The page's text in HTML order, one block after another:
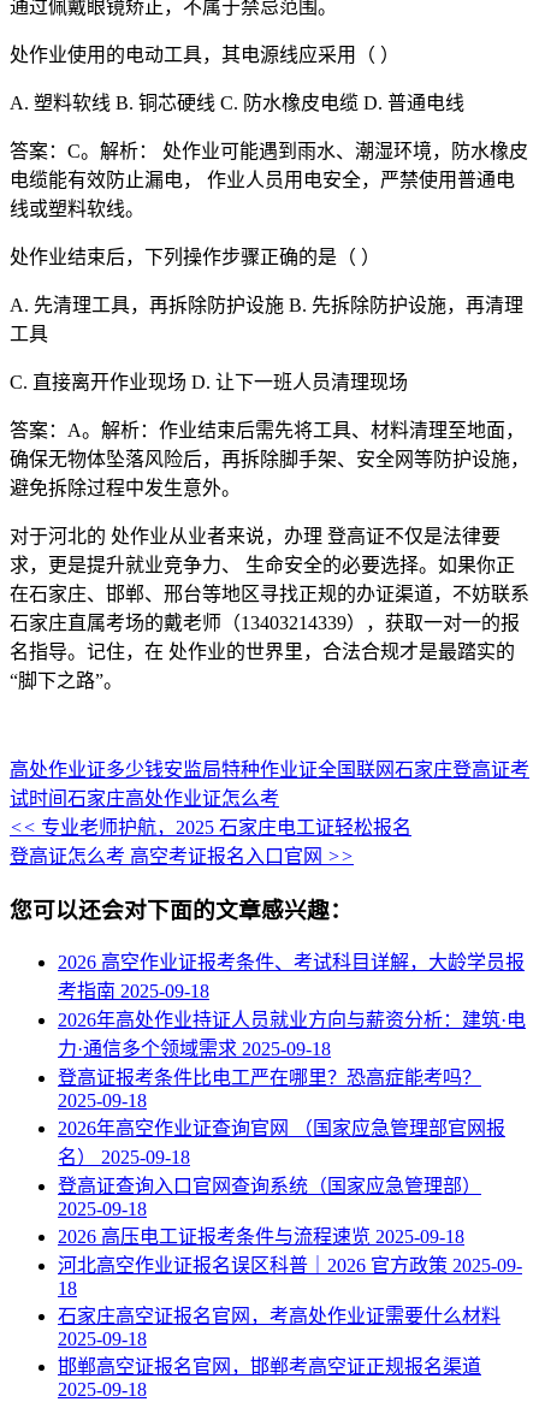
通过佩戴眼镜矫正，不属于禁忌范围。
处作业使用的电动工具，其电源线应采用（ ）
A. 塑料软线 B. 铜芯硬线 C. 防水橡皮电缆 D. 普通电线
答案：C。解析： 处作业可能遇到雨水、潮湿环境，防水橡皮
电缆能有效防止漏电， 作业人员用电安全，严禁使用普通电
线或塑料软线。
处作业结束后，下列操作步骤正确的是（ ）
A. 先清理工具，再拆除防护设施 B. 先拆除防护设施，再清理
工具
C. 直接离开作业现场 D. 让下一班人员清理现场
答案：A。解析：作业结束后需先将工具、材料清理至地面，
确保无物体坠落风险后，再拆除脚手架、安全网等防护设施，
避免拆除过程中发生意外。
对于河北的 处作业从业者来说，办理 登高证不仅是法律要
求，更是提升就业竞争力、 生命安全的必要选择。如果你正
在石家庄、邯郸、邢台等地区寻找正规的办证渠道，不妨联系
石家庄直属考场的戴老师（13403214339），获取一对一的报
名指导。记住，在 处作业的世界里，合法合规才是最踏实的
“脚下之路”。
高处作业证多少钱安监局特种作业证全国联网石家庄登高证考
试时间石家庄高处作业证怎么考
<< 专业老师护航，2025 石家庄电工证轻松报名
登高证怎么考 高空考证报名入口官网 >>
您可以还会对下面的文章感兴趣：
2026 高空作业证报考条件、考试科目详解，大龄学员报
考指南 2025-09-18
2026年高处作业持证人员就业方向与薪资分析：建筑·电
力·通信多个领域需求 2025-09-18
登高证报考条件比电工严在哪里？恐高症能考吗？
2025-09-18
2026年高空作业证查询官网 （国家应急管理部官网报
名） 2025-09-18
登高证查询入口官网查询系统（国家应急管理部）
2025-09-18
2026 高压电工证报考条件与流程速览 2025-09-18
河北高空作业证报名误区科普｜2026 官方政策 2025-09-
18
石家庄高空证报名官网，考高处作业证需要什么材料
2025-09-18
邯郸高空证报名官网，邯郸考高空证正规报名渠道
2025-09-18